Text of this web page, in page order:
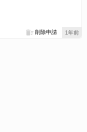
1年前
削除申請